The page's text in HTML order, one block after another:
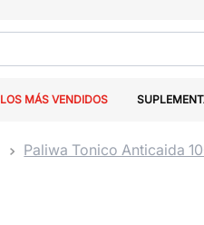
LOS MÁS VENDIDOS
Paliwa Tonico Anticaida